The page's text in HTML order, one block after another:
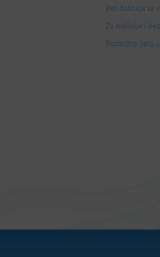
Bez doticaja sa
Za roditelje i
Bezbrižno ljeto